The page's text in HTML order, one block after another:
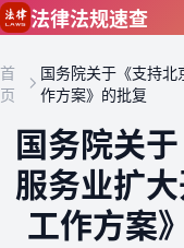
跳到主要内容
法律法规速查
首
页
国务院关于《支持
作方案》的批复
国务院关
服务业扩
工作方案